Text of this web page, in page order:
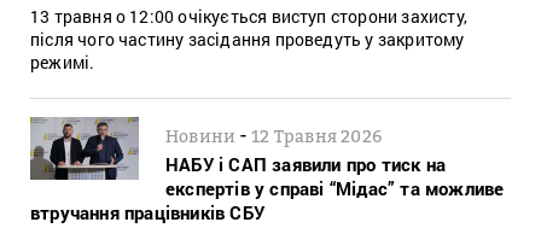
13 травня о 12:00 очікується виступ сторони захисту,
після чого частину засідання проведуть у закритому
режимі.
Новини -12 Травня 2026
НАБУ і САП заявили про тиск на
експертів у справі “Мідас” та можливе
втручання працівників СБУ